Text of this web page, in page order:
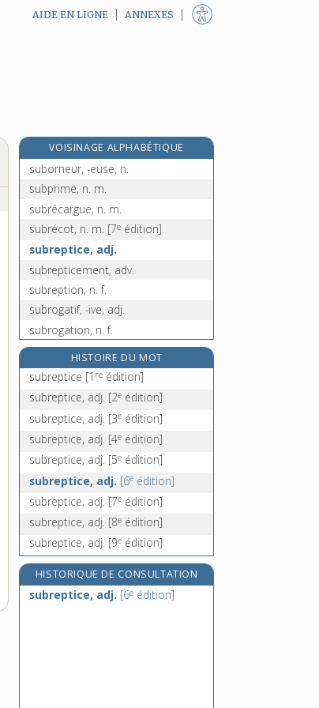
AIDE EN LIGNE ANNEXES
VOISINAGE ALPHABÉTIQUE
suborner, v. tr.
suborneur, -euse, n.
subprime, n. m.
subrécargue, n. m.
subrécot, n. m. [7e édition]
subreptice, adj.
subrepticement, adv.
subreption, n. f.
subrogatif, -ive, adj.
subrogation, n. f.
subrogatoire, adj.
subrogatur, n. m.[1reédition]
subroger, v. tr.
subsaharien, -ienne, adj.
HISTOIRE DU MOT
subreptice [1 re édition]
subreptice, adj. [2e édition]
subreptice, adj. [3e édition]
subreptice, adj. [4e édition]
subreptice, adj. [5e édition]
subreptice, adj. [6e édition]
subreptice, adj. [7e édition]
subreptice, adj. [8e édition]
subreptice, adj. [9e édition]
HISTORIQUE DE CONSULTATION
subreptice, adj. [6e édition]